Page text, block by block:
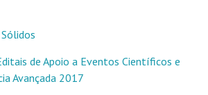
de Apoio a Eventos Científicos e
Avançada 2017